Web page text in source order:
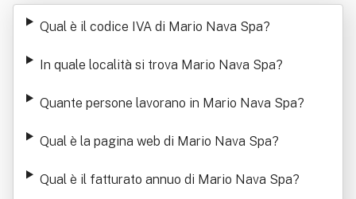
pa
Qual è il codice IVA di Mario Nava Spa?
In quale località si trova Mario Nava Spa?
Quante persone lavorano in Mario Nava Spa?
Qual è la pagina web di Mario Nava Spa?
Qual è il fatturato annuo di Mario Nava Spa?